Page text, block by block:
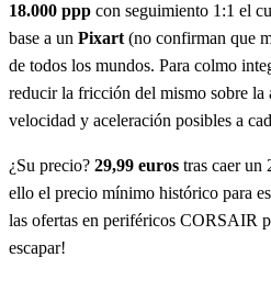
18.000 ppp con seguimiento 1:1 el
base a un Pixart (no confirman que
de todos los mundos. Para colmo
reducir la fricción del mismo sobre
velocidad y aceleración posibles a
¿Su precio? 29,99 euros tras caer un
ello el precio mínimo histórico para
las ofertas en periféricos CORSAIR
escapar!